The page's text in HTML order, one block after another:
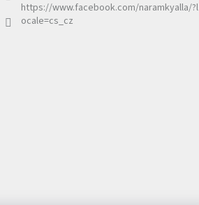
https://www.facebook.com/naramkyalla/?l
ocale=cs_cz